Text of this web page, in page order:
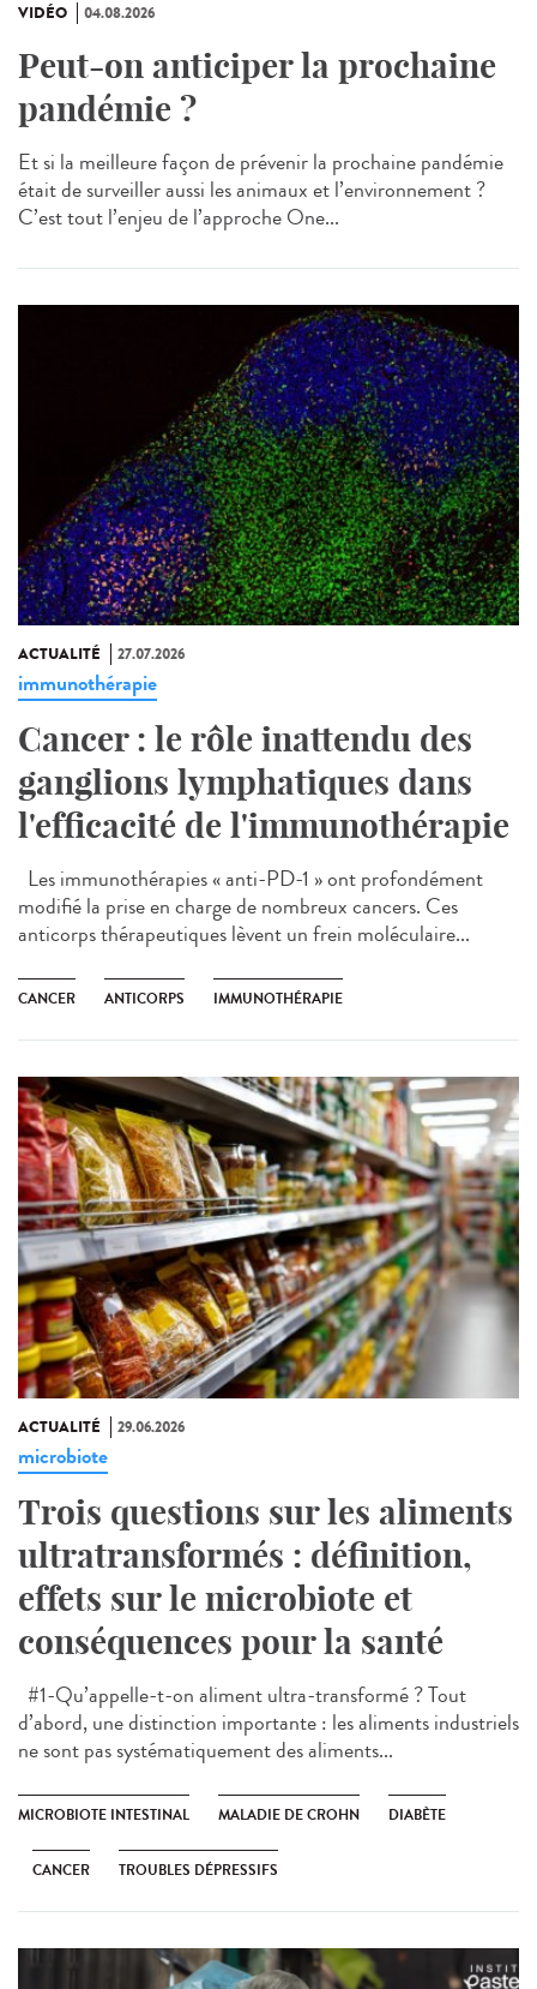
VIDÉO 04.08.2026
Peut-on anticiper la prochaine
pandémie ?
Et si la meilleure façon de prévenir la prochaine pandémie
était de surveiller aussi les animaux et l’environnement ?
C’est tout l’enjeu de l’approche One...
ACTUALITÉ 27.07.2026
immunothérapie
Cancer : le rôle inattendu des
ganglions lymphatiques dans
l'efficacité de l'immunothérapie
Les immunothérapies « anti-PD-1 » ont profondément
modifié la prise en charge de nombreux cancers. Ces
anticorps thérapeutiques lèvent un frein moléculaire...
CANCER ANTICORPS IMMUNOTHÉRAPIE
ACTUALITÉ 29.06.2026
microbiote
Trois questions sur les aliments
ultratransformés : définition,
effets sur le microbiote et
conséquences pour la santé
#1-Qu’appelle-t-on aliment ultra-transformé ? Tout
d’abord, une distinction importante : les aliments industriels
ne sont pas systématiquement des aliments...
MICROBIOTE INTESTINAL MALADIE DE CROHN DIABÈTE
CANCER TROUBLES DÉPRESSIFS